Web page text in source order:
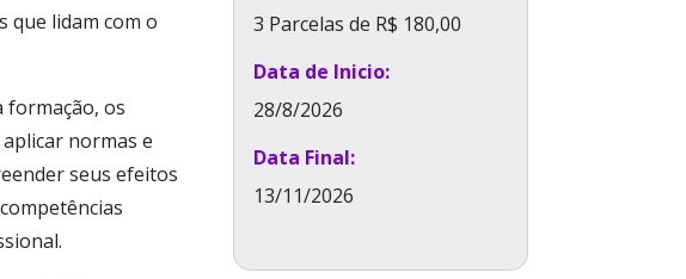
que lidam com o
formação, os
normas e
seus efeitos
3 Parcelas de R$ 180,00
Data de Inicio:
28/8/2026
Data Final:
13/11/2026